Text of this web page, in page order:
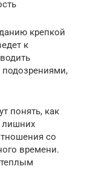
крепкой
к
понять, как
лишних
со
времени.